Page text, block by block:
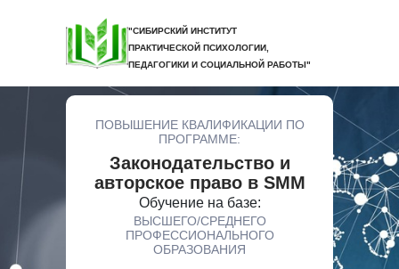
"СИБИРСКИЙ ИНСТИТУТ
ПРАКТИЧЕСКОЙ ПСИХОЛОГИИ,
ПЕДАГОГИКИ И СОЦИАЛЬНОЙ РАБОТЫ"
ПОВЫШЕНИЕ КВАЛИФИКАЦИИ ПО
ПРОГРАММЕ:
Законодательство и
авторское право в SMM
Обучение на базе:
ВЫСШЕГО/СРЕДНЕГО
ПРОФЕССИОНАЛЬНОГО
ОБРАЗОВАНИЯ